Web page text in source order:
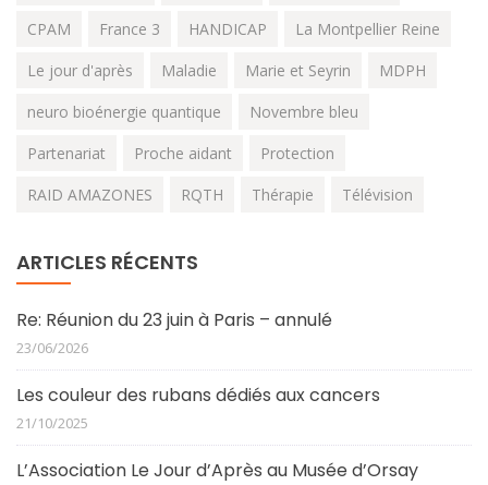
CPAM
France 3 HANDICAP
La Montpellier Reine
Le jour d'après
Maladie Marie et Seyrin
MDPH
neuro bioénergie quantique
Novembre bleu
Partenariat
Proche aidant
Protection
RAID AMAZONES
RQTH Thérapie Télévision
ARTICLES RÉCENTS
Re: Réunion du 23 juin à Paris – annulé
23/06/2026
Les couleur des rubans dédiés aux cancers
21/10/2025
L’Association Le Jour d’Après au Musée d’Orsay